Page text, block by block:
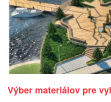
Výber materiálov pre